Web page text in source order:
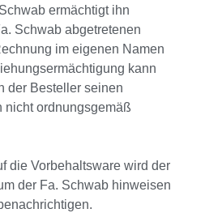
ermächtigt ihn
Schwab abgetretenen
im eigenen Namen
kann
der Besteller seinen
nicht ordnungsgemäß
die Vorbehaltsware wird der
der Fa. Schwab hinweisen